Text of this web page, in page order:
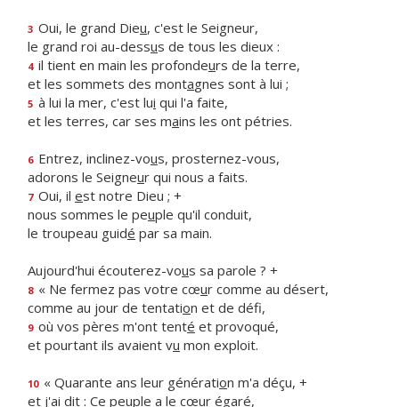
3 Oui, le grand Dieu, c'est le Seigneur,
le grand roi au-dessus de tous les dieux :
4 il tient en main les profondeurs de la terre,
et les sommets des montagnes sont à lui ;
5 à lui la mer, c'est lui qui l'a faite,
et les terres, car ses mains les ont pétries.
6 Entrez, inclinez-vous, prosternez-vous,
adorons le Seigneur qui nous a faits.
7 Oui, il est notre Dieu ; +
nous sommes le peuple qu'il conduit,
le troupeau guidé par sa main.
Aujourd'hui écouterez-vous sa parole ? +
8 « Ne fermez pas votre cœur comme au désert,
comme au jour de tentation et de défi,
9 où vos pères m'ont tenté et provoqué,
et pourtant ils avaient vu mon exploit.
10 « Quarante ans leur génération m'a déçu, +
et j'ai dit : Ce peuple a le cœur égaré,